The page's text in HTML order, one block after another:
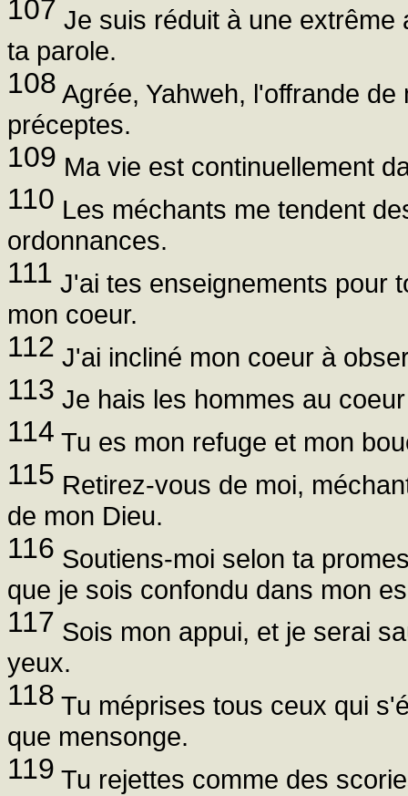
107 Je suis réduit à une extrême
ta parole.
108 Agrée, Yahweh, l'offrande
préceptes.
109 Ma vie est continuellement
110 Les méchants me tendent
ordonnances.
111 J'ai tes enseignements pour
mon coeur.
112 J'ai incliné mon coeur à
113 Je hais les hommes au
114 Tu es mon refuge et mon
115 Retirez-vous de moi,
de mon Dieu.
116 Soutiens-moi selon ta
que je sois confondu dans mon
117 Sois mon appui, et je serai
yeux.
118 Tu méprises tous ceux qui
que mensonge.
119 Tu rejettes comme des